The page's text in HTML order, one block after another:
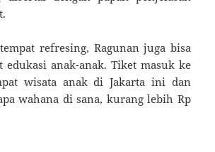
refresing, Ragunan juga bisa
edukasi anak-anak. Tiket masuk ke
wisata anak di Jakarta ini dan
wahana di sana, kurang lebih Rp